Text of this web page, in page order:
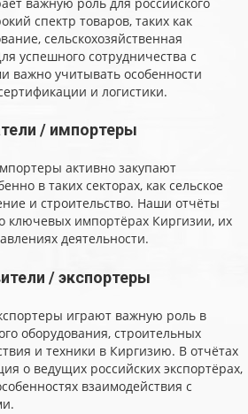
спектр товаров, таких как
сельскохозяйственная
успешного сотрудничества с
важно учитывать особенности
и логистики.
/ импортеры
активно закупают
в таких секторах, как сельское
и строительство. Наши отчёты
импортёрах Киргизии, их
деятельности.
/ экспортеры
играют важную роль в
оборудования, строительных
и техники в Киргизию. В отчётах
о ведущих российских экспортёрах,
взаимодействия с